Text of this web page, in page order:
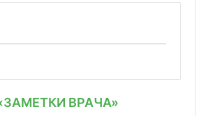
ВРАЧА»